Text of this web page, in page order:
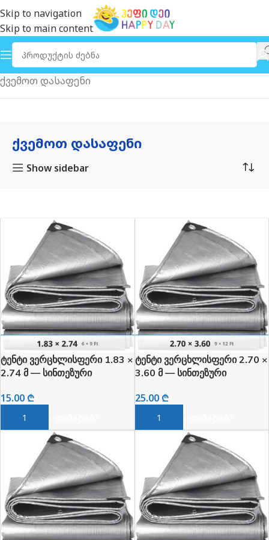
Skip to navigation
Skip to main content
მთავარი აუზის აქსეუარები აუზის ტენტები
ქვემოთ დასაფენი
ᲥᲕᲔᲛᲝᲗ ᲓᲐᲡᲐᲤᲔᲜᲘ
Show sidebar
ტენტი ვერცხლისფერი 1.83 ×
2.74 მ — სინთეზური
15.00 ₾
ᲙᲐᲚᲐᲗᲐᲨᲘ ᲓᲐᲛᲐᲢᲔᲑᲐ
ტენტი ვერცხლისფერი 2.70 ×
3.60 მ — სინთეზური
25.00 ₾
ᲙᲐᲚᲐᲗᲐᲨᲘ ᲓᲐᲛᲐᲢᲔᲑᲐ